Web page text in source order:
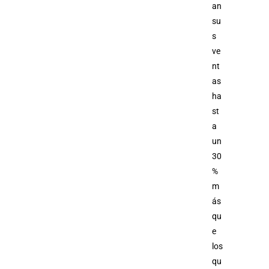
an
su
s
ve
nt
as
ha
st
a
un
30
%
m
ás
qu
e
los
qu